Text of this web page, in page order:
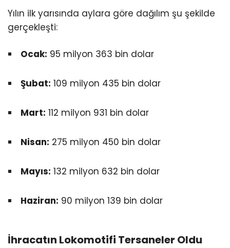
Yılın ilk yarısında aylara göre dağılım şu şekilde
gerçekleşti:
Ocak: 95 milyon 363 bin dolar
Şubat: 109 milyon 435 bin dolar
Mart: 112 milyon 931 bin dolar
Nisan: 275 milyon 450 bin dolar
Mayıs: 132 milyon 632 bin dolar
Haziran: 90 milyon 139 bin dolar
İhracatın Lokomotifi Tersaneler Oldu